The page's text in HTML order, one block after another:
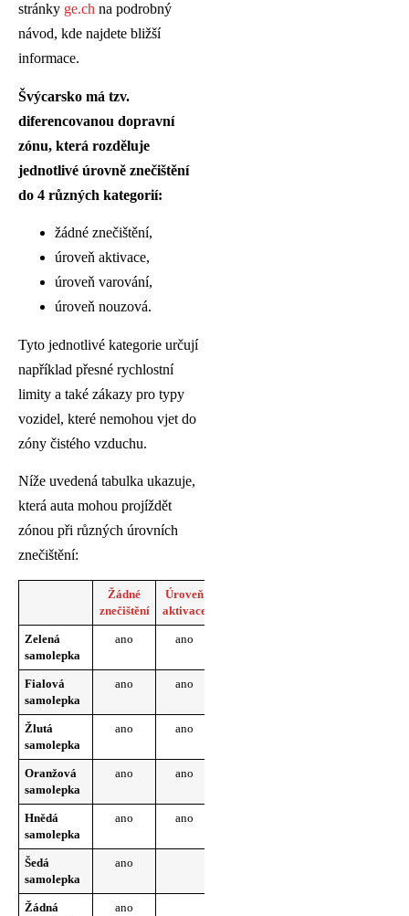
stránky ge.ch na podrobný
návod, kde najdete bližší
informace.
Švýcarsko má tzv.
diferencovanou dopravní
zónu, která rozděluje
jednotlivé úrovně znečištění
do 4 různých kategorií:
žádné znečištění,
úroveň aktivace,
úroveň varování,
úroveň nouzová.
Tyto jednotlivé kategorie určují
například přesné rychlostní
limity a také zákazy pro typy
vozidel, které nemohou vjet do
zóny čistého vzduchu.
Níže uvedená tabulka ukazuje,
která auta mohou projíždět
zónou při různých úrovních
znečištění:
Žádné
znečištění
Úroveň
aktivace
Zelená
samolepka
ano ano
Fialová
samolepka
ano ano
Žlutá
samolepka
ano ano
Oranžová
samolepka
ano ano
Hnědá
samolepka
ano ano
Šedá
samolepka
ano
Žádná
ano